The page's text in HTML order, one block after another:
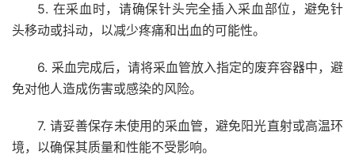
5. 在采血时，请确保针头完全插入采血部位，避免针
头移动或抖动，以减少疼痛和出血的可能性。
6. 采血完成后，请将采血管放入指定的废弃容器中，避
免对他人造成伤害或感染的风险。
7. 请妥善保存未使用的采血管，避免阳光直射或高温环
境，以确保其质量和性能不受影响。